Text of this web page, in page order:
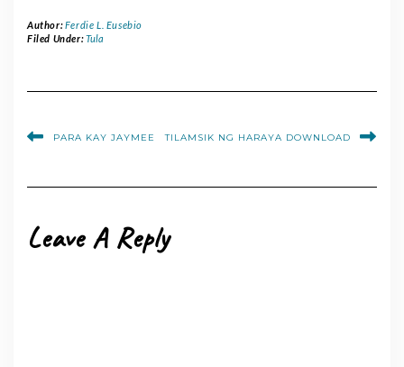
Author:Ferdie L. Eusebio
Filed Under:Tula
PARA KAY JAYMEE TILAMSIK NG HARAYA DOWNLOAD
Leave A Reply